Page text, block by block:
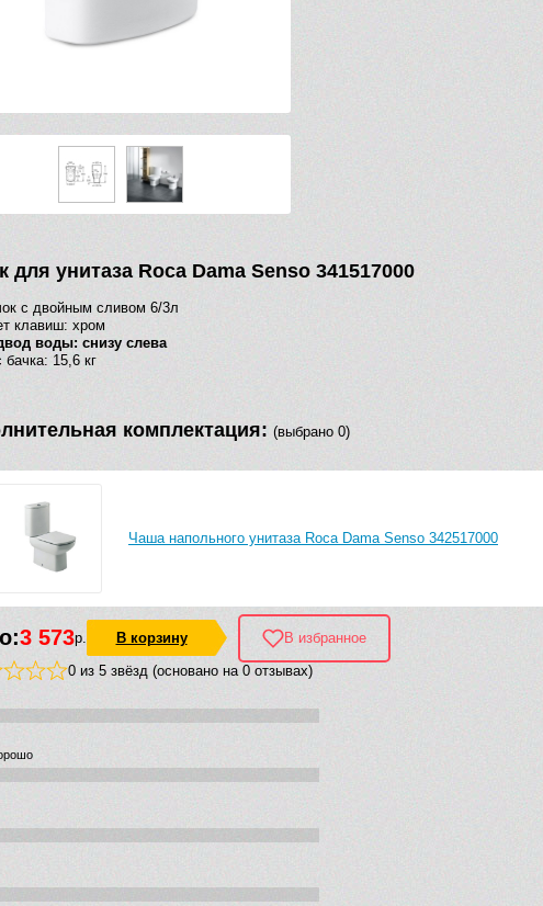
для унитаза Roca Dama Senso 341517000
с двойным сливом 6/3л
клавиш: хром
воды: снизу слева
бачка: 15,6 кг
комплектация: (выбрано 0)
Чаша напольного унитаза Roca Dama Senso 342517000
3 573р. В корзину В избранное
0 из 5 звёзд (основано на 0 отзывах)